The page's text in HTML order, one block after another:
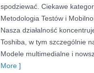
spodziewać. Ciekawe
Metodologia Testów i
Nasza działalność
Toshiba, w tym szczególnie
Modele multimedialne i
More ]